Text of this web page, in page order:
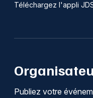
Téléchargez l'appli
Publiez votre